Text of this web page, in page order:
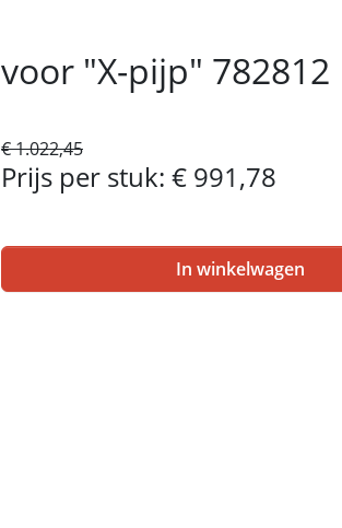
voor "X-pijp" 782812
€ 1.022,45
Prijs per stuk: € 991,78
In winkelwagen